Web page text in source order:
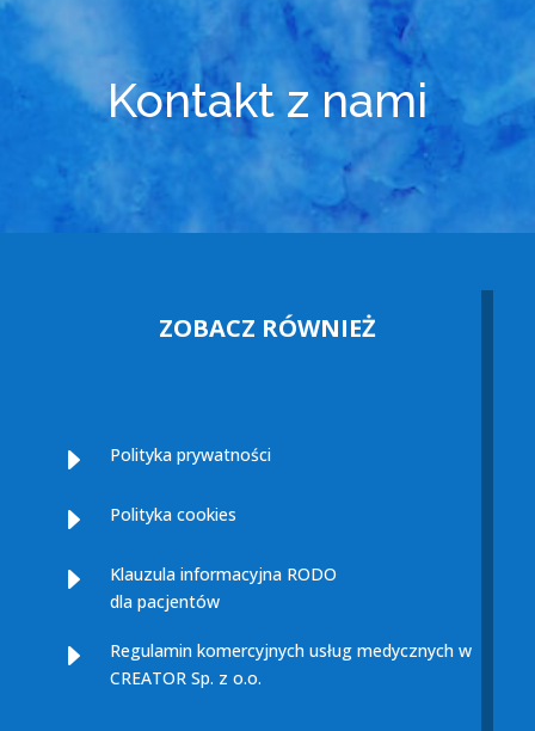
Kontakt z nami
ZOBACZ RÓWNIEŻ
E Polityka prywatności
E Polityka cookies
E
Klauzula informacyjna RODO
dla pacjentów
E
Regulamin komercyjnych usług medycznych w
CREATOR Sp. z o.o.